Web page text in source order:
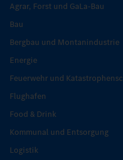
Agrar, Forst und GaLa-Bau
Bau
Bergbau und Montanindustrie
Energie
Feuerwehr und
Flughafen
Food & Drink
Kommunal und Entsorgung
Logistik